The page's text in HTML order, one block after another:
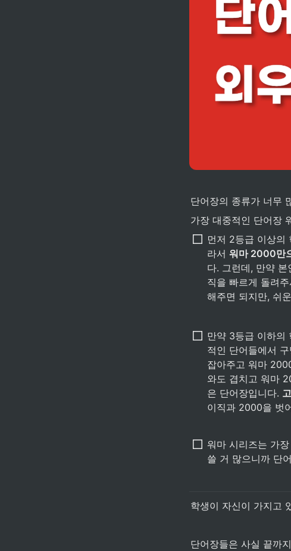
단어장의 종류가 너무
가장 대중적인 단어장
먼저 2등급 이상의
라서 워마 2000만
다. 그런데, 만약
직을 빠르게 돌려
해주면 되지만, 쉬
만약 3등급 이하의
적인 단어들에서
잡아주고 워마
와도 겹치고 워마
은 단어장입니다.
이직과 2000을 벗
워마 시리즈는 가
쓸 거 많으니까 단
학생이 자신이 가지고
단어장들은 사실 끝까